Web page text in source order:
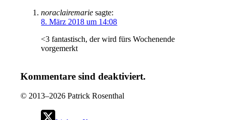
noraclairemarie sagte:
8. März 2018 um 14:08
<3 fantastisch, der wird fürs Wochenende
vorgemerkt
Kommentare sind deaktiviert.
© 2013–2026 Patrick Rosenthal